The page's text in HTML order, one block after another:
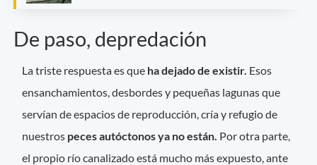
De paso, depredación
La triste respuesta es que ha dejado de existir. Esos
ensanchamientos, desbordes y pequeñas lagunas que
servían de espacios de reproducción, cría y refugio de
nuestros peces autóctonos ya no están. Por otra parte,
el propio río canalizado está mucho más expuesto, ante